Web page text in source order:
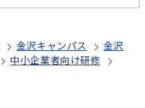
金沢キャンパス
金沢
中小企業者向け研修